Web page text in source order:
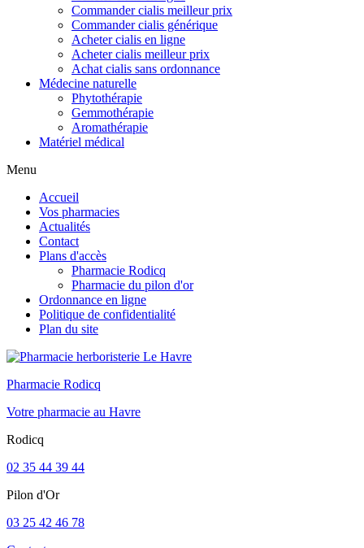
Commander cialis meilleur prix
Commander cialis générique
Acheter cialis en ligne
Acheter cialis meilleur prix
Achat cialis sans ordonnance
Médecine naturelle
Phytothérapie
Gemmothérapie
Aromathérapie
Matériel médical
Menu
Accueil
Vos pharmacies
Actualités
Contact
Plans d'accès
Pharmacie Rodicq
Pharmacie du pilon d'or
Ordonnance en ligne
Politique de confidentialité
Plan du site
Pharmacie Rodicq
Votre pharmacie au Havre
Rodicq
02 35 44 39 44
Pilon d'Or
03 25 42 46 78